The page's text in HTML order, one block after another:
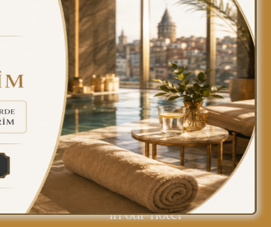
Gizlilik Politikası Türkçe
Find yourself at home
in our hotel